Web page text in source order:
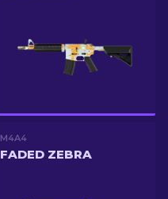
M4A4
FADED ZEBRA